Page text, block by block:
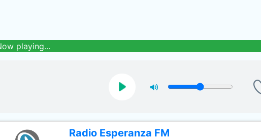
playing...
Radio Esperanza FM